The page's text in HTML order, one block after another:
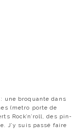
une broquante dans
(metro porte de
Rock’n’roll, des pin-
J’y suis passé faire